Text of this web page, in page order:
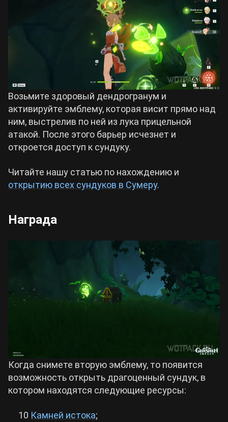
Возьмите здоровый дендрогранум и
активируйте эмблему, которая висит прямо над
ним, выстрелив по ней из лука прицельной
атакой. После этого барьер исчезнет и
откроется доступ к сундуку.
Читайте нашу статью по нахождению и
открытию всех сундуков в Сумеру.
Награда
Когда снимете вторую эмблему, то появится
возможность открыть драгоценный сундук, в
котором находятся следующие ресурсы:
10 Камней истока;